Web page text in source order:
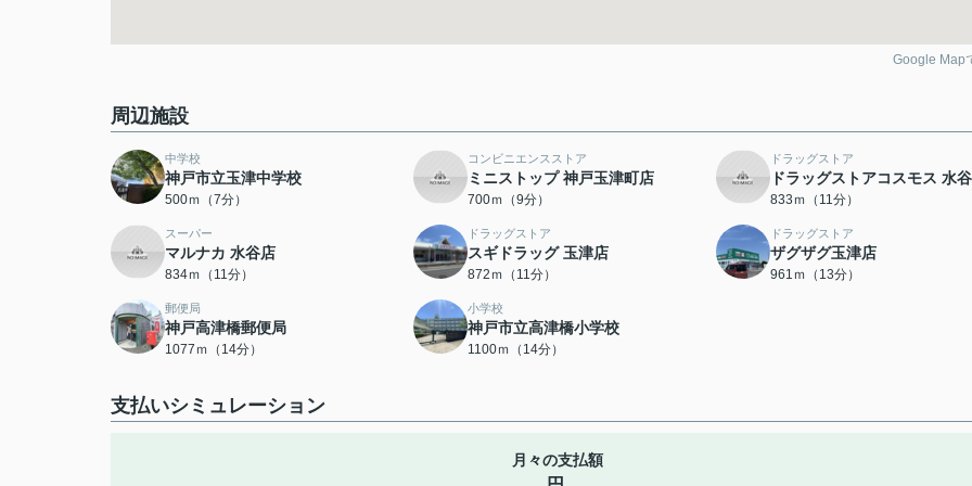
Google Map
周辺施設
中学校
神戸市立玉津中学校
500ｍ（7分）
コンビニエンスストア
ミニストップ 神戸玉津町店
700ｍ（9分）
ドラッグストア
ドラッグストアコスモス 水
833ｍ（11分）
スーパー
マルナカ 水谷店
834ｍ（11分）
ドラッグストア
スギドラッグ 玉津店
872ｍ（11分）
ドラッグストア
ザグザグ玉津店
961ｍ（13分）
郵便局
神戸高津橋郵便局
1077ｍ（14分）
小学校
神戸市立高津橋小学校
1100ｍ（14分）
支払いシミュレーション
月々の支払額